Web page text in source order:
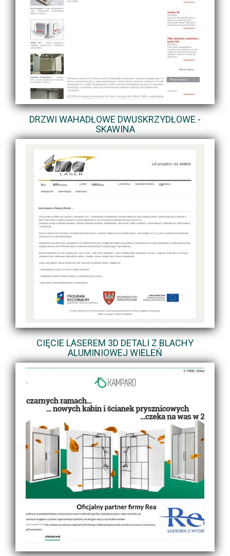
DRZWI WAHADŁOWE DWUSKRZYDŁOWE -
SKAWINA
CIĘCIE LASEREM 3D DETALI Z BLACHY
ALUMINIOWEJ WIELEŃ